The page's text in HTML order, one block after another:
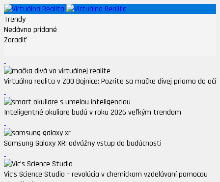
Trendy
Nedávno pridané
Zoradiť
Virtuálna realita v ZOO Bojnice: Pozrite sa mačke divej priamo do očí
Inteligentné okuliare budú v roku 2026 veľkým trendom
Samsung Galaxy XR: odvážny vstup do budúcnosti
Vic’s Science Studio – revolúcia v chemickom vzdelávaní pomocou